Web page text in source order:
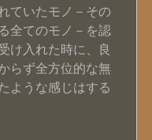
ていたモノ－その
全てのモノ－を認
け入れた時に、良
らず全方位的な無
ような感じはする